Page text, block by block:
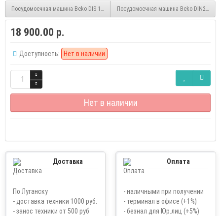
Посудомоечная машина Beko DIS 15010 встраиваемаяПосудомоечная машина Beko DIN24310
18 900.00 р.
Доступность: Нет в наличии
Нет в наличии
Доставка
По Луганску
- доставка техники 1000 руб.
- занос техники от 500 руб
Оплата
- наличными при получении
- терминал в офисе (+1%)
- безнал для Юр.лиц (+5%)